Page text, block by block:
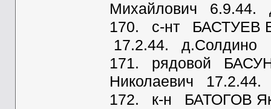
Михайлович 6.9.44.
170. с-нт БАСТУЕВ
17.2.44. д.Солдино
171. рядовой
Николаевич
172. к-н БАТОГОВ